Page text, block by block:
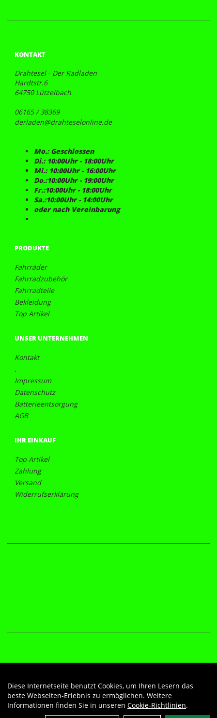
KONTAKT
Drahtesel - Der Radladen
Hardtstr.6
64750 Lützelbach
06165 / 38369
derladen@drahteselonline.de
Mo.: Geschlossen
Di.: 10:00Uhr - 18:00Uhr
Mi.: 10:00Uhr - 16:00Uhr
Do.:10:00Uhr - 19:00Uhr
Fr.:10:00Uhr - 18:00Uhr
Sa.:10:00Uhr - 14:00Uhr
oder nach Vereinbarung
PRODUKTE
Fahrräder
Fahrradzubehör
Fahrradteile
Bekleidung
Top Artikel
UNSER UNTERNEHMEN
Kontakt
.
Impressum
Datenschutz
Batterieentsorgung
AGB
IHR EINKAUF
Top Artikel
Zahlung
Versand
Widerrufserklärung
Diese Internetseite benutzt Cookies, um Ihren Lesern das
beste Webseiten-Erlebnis zu ermöglichen. Weitere
Informationen finden Sie in unseren Cookie-Richtlinien.
Auftrag widerrufen